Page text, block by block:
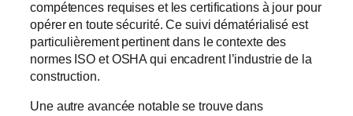
compétences requises et les certifications à jour pour
opérer en toute sécurité. Ce suivi dématérialisé est
particulièrement pertinent dans le contexte des
normes ISO et OSHA qui encadrent l’industrie de la
construction.
Une autre avancée notable se trouve dans